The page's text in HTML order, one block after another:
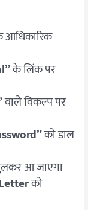
आधिकारिक
के लिंक पर
वाले विकल्प पर
को डाल
आ जाएगा
को